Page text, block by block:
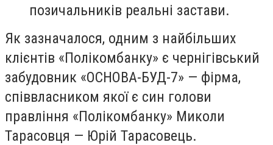
позичальників реальні застави.
Як зазначалося, одним з найбільших
клієнтів «Полікомбанку» є чернігівський
забудовник «ОСНОВА-БУД-7» — фірма,
співвласником якої є син голови
правління «Полікомбанку» Миколи
Тарасовця — Юрій Тарасовець.